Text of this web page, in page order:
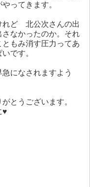
ってきます。
れど 北公次さんの出
なかったのか。それ
もみ消す圧力ってあ
です。
になされますよう
とうございます。
♥